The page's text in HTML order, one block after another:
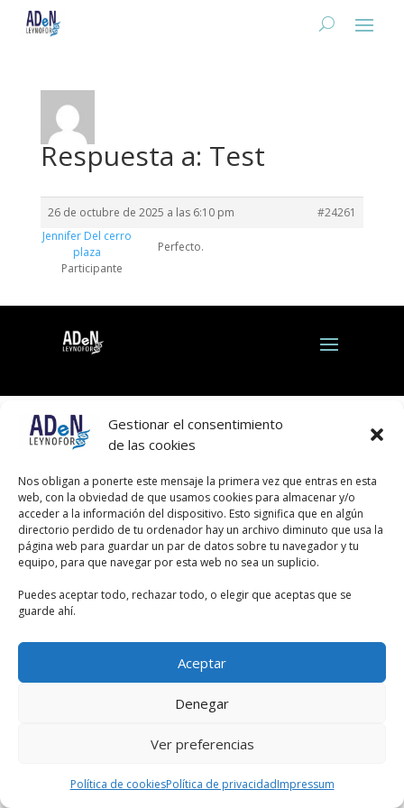
Gestionar el consentimiento
de las cookies
Nos obligan a ponerte este mensaje la primera vez que entras en esta
web, con la obviedad de que usamos cookies para almacenar y/o
acceder a la información del dispositivo. Esto significa que en algún
directorio perdido de tu ordenador hay un archivo diminuto que usa la
página web para guardar un par de datos sobre tu navegador y tu
equipo, para que navegar por esta web no sea un suplicio.
Puedes aceptar todo, rechazar todo, o elegir que aceptas que se
guarde ahí.
Aceptar
Denegar
Ver preferencias
Política de cookiesPolítica de privacidadImpressum
Respuesta a: Test
26 de octubre de 2025 a las 6:10 pm
#24261
Jennifer Del cerro
plaza
Participante
Perfecto.